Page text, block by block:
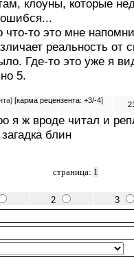
клоуны, которые
ошибся...
что-то это мне
реальность от
Где-то это уже я
5.
[карма рецензента: +3/-4]
я ж вроде читал и
блин
страница: 1
2
3